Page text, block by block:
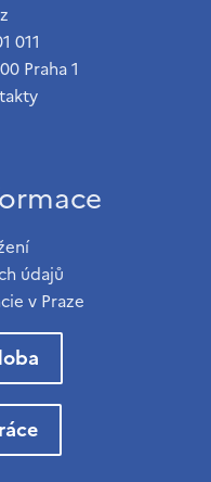
011
Praha 1
údajů
v Praze